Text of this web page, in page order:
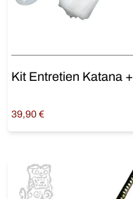
Kit Entretien Katana +
39,90 €
Ajouter au panier